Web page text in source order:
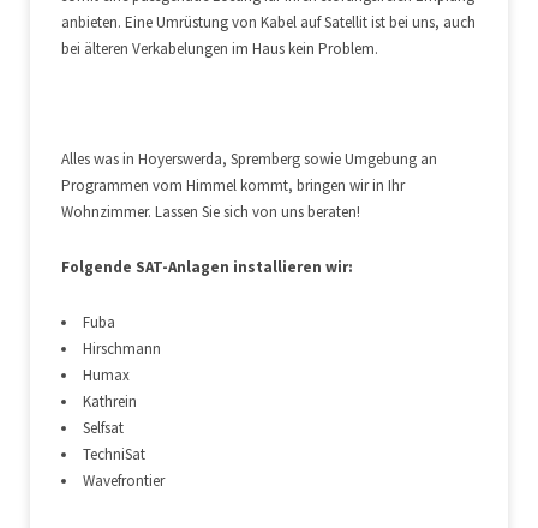
anbieten. Eine Umrüstung von Kabel auf Satellit ist bei uns, auch
bei älteren Verkabelungen im Haus kein Problem.
Alles was in Hoyerswerda, Spremberg sowie Umgebung an
Programmen vom Himmel kommt, bringen wir in Ihr
Wohnzimmer. Lassen Sie sich von uns beraten!
Folgende SAT-Anlagen installieren wir:
Fuba
Hirschmann
Humax
Kathrein
Selfsat
TechniSat
Wavefrontier